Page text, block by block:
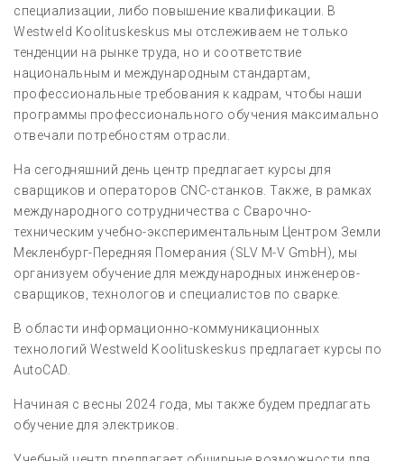
специализации, либо повышение квалификации. В
Westweld Koolituskeskus мы отслеживаем не только
тенденции на рынке труда, но и соответствие
национальным и международным стандартам,
профессиональные требования к кадрам, чтобы наши
программы профессионального обучения максимально
отвечали потребностям отрасли.
На сегодняшний день центр предлагает курсы для
сварщиков и операторов CNC-станков. Также, в рамках
международного сотрудничества с Сварочно-
техническим учебно-экспериментальным Центром Земли
Мекленбург-Передняя Померания (SLV M-V GmbH), мы
организуем обучение для международных инженеров-
сварщиков, технологов и специалистов по сварке.
В области информационно-коммуникационных
технологий Westweld Koolituskeskus предлагает курсы по
AutoCAD.
Начиная с весны 2024 года, мы также будем предлагать
обучение для электриков.